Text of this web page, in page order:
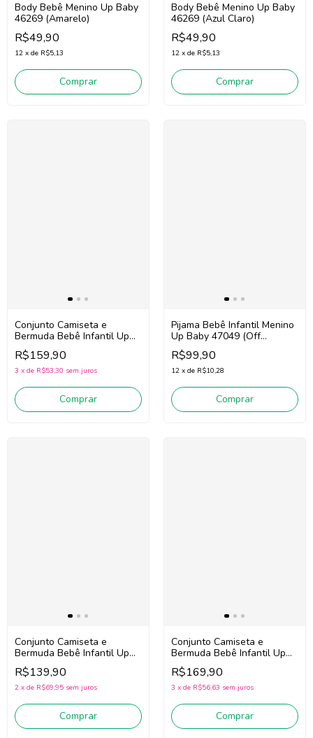
Body Bebê Menino Up Baby
46269 (Amarelo)
R$49,90
12 x de R$5,13
Comprar
Body Bebê Menino Up Baby
46269 (Azul Claro)
R$49,90
12 x de R$5,13
Comprar
Conjunto Camiseta e
Bermuda Bebê Infantil Up
Baby 47112 (Off
White/Azul)
R$159,90
3 x de R$53,30 sem juros
Comprar
Pijama Bebê Infantil Menino
Up Baby 47049 (Off
White/Verde)
R$99,90
12 x de R$10,28
Comprar
Conjunto Camiseta e
Bermuda Bebê Infantil Up
Baby 46982 (Amarelo/Bege
escuro)
R$139,90
2 x de R$69,95 sem juros
Comprar
Conjunto Camiseta e
Bermuda Bebê Infantil Up
Baby 46987 (Off
White/Verde)
R$169,90
3 x de R$56,63 sem juros
Comprar